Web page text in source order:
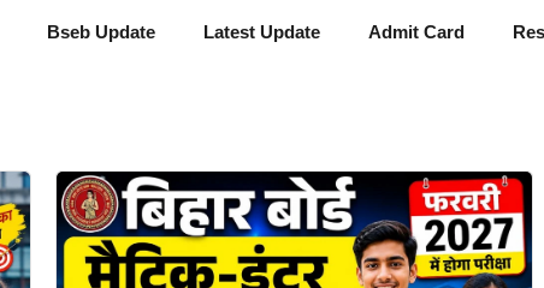
Bseb Update Latest Update Admit Card